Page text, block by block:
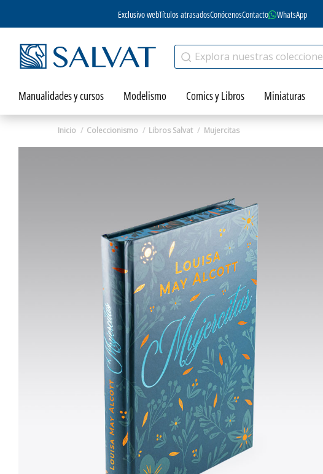
Exclusivo webTítulos atrasadosConócenosContacto WhatsApp
Manualidades y cursos Modelismo Comics y Libros Miniaturas
Inicio Coleccionismo Libros Salvat Mujercitas